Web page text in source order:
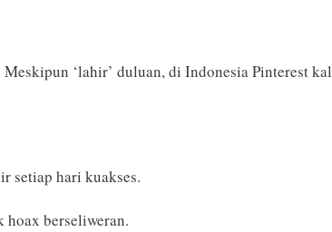
‘lahir’ duluan, di Indonesia Pinterest
setiap hari kuakses.
hoax berseliweran.